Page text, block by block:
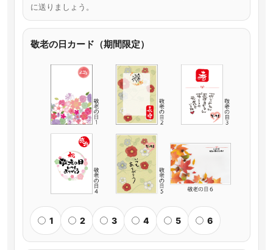
に送りましょう。
敬老の日カード（期間限定）
1 2 3 4 5 6